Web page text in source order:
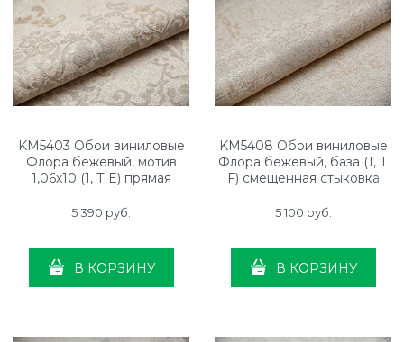
KM5403 Обои виниловые
Флора бежевый, мотив
1,06х10 (1, Т E) прямая
5 390 руб.
В КОРЗИНУ
KM5408 Обои виниловые
Флора бежевый, база (1, Т
F) смещенная стыковка
5 100 руб.
В КОРЗИНУ